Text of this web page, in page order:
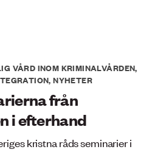
VÅRD INOM KRIMINALVÅRDEN,
,NYHETER
från
i efterhand
kristna råds seminarier i